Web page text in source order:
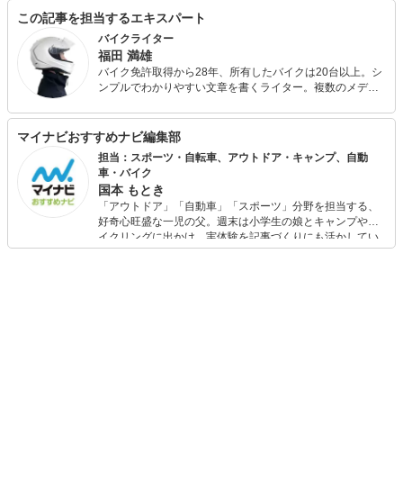
この記事を担当するエキスパート
バイクライター
福田 満雄
バイク免許取得から28年、所有したバイクは20台以上。シ
ンプルでわかりやすい文章を書くライター。複数のメディ
F850GSとホンダスーパーカブ110。 一日中バイクに乗っ
ているのが好き。過去には日帰り1,000kmツーリングや、
スーパーカブ110で1日450kmツーリングなども。
マイナビおすすめナビ編集部
担当：スポーツ・自転車、アウトドア・キャンプ、自動
車・バイク
国本 もとき
「アウトドア」「自動車」「スポーツ」分野を担当する、
好奇心旺盛な一児の父。週末は小学生の娘とキャンプやサ
イクリングに出かけ、実体験を記事づくりにも活かしてい
ます。読者の「知りたい」を分かりやすく届けることをモ